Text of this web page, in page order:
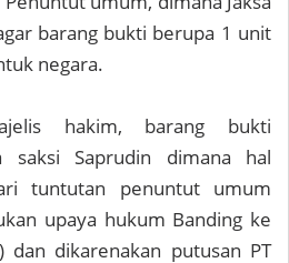
barang bukti berupa 1 unit
negara.
hakim, barang bukti
saksi Saprudin dimana hal
tuntutan penuntut umum
upaya hukum Banding ke
dan dikarenakan putusan PT